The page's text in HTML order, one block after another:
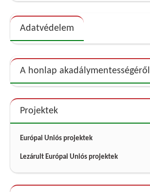
Adatvédelem
A honlap akadálymentességéről
Projektek
Európai Uniós projektek
Lezárult Európai Uniós projektek